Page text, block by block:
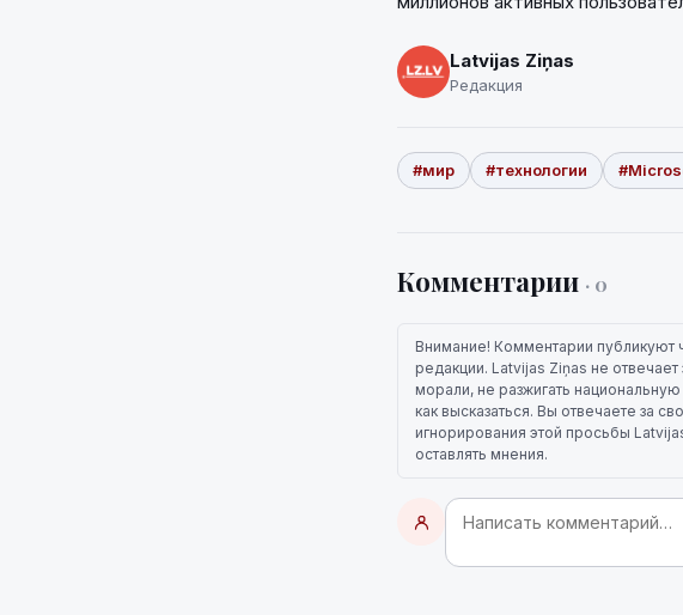
Latvijas Ziņas
Редакция
#мир #технологии
Комментарии · 0
Внимание! Комментарии публикуют
редакции. Latvijas Ziņas не
морали, не разжигать
как высказаться. Вы отвечаете за
игнорирования этой просьбы
оставлять мнения.